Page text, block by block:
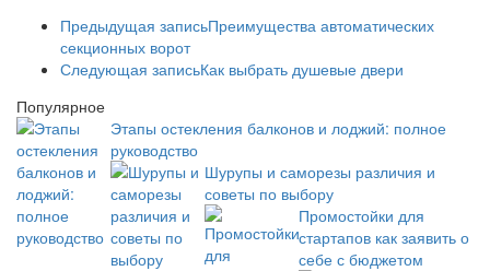
Предыдущая записьПреимущества автоматических
секционных ворот
Следующая записьКак выбрать душевые двери
Популярное
Этапы остекления балконов и лоджий: полное
руководство
Шурупы и саморезы различия и
советы по выбору
Промостойки для
стартапов как заявить о
себе с бюджетом